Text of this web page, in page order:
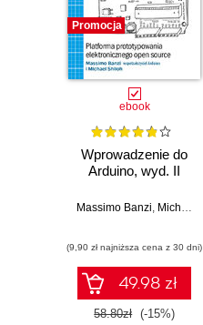
Promocja
ebook
Wprowadzenie do
Arduino, wyd. II
Massimo Banzi, Michael Shiloh
(9,90 zł najniższa cena z 30 dni)
49.98 zł
58.80zł (-15%)